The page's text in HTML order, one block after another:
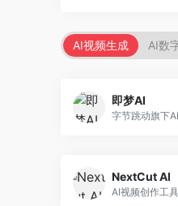
AI视频生成 AI数
即梦AI
NextCut AI